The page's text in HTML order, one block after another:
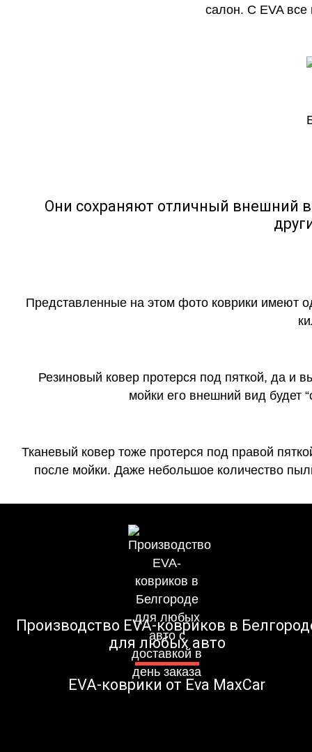
салон. С EVA все
Они сохраняют отличный внешний
Представленные на этом фото коврики имеют
Резиновый ковер протерся под пяткой, да и
мойки его внешний вид будет
Тканевый ковер тоже протерся под правой
после мойки. Даже небольшое количество
Производство EVA-ковриков в
для любых авто
EVA-коврики от Eva MaxCar